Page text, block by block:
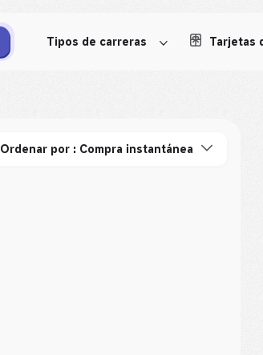
Tipos de carreras Tarjetas
Ordenar por : Compra instantánea